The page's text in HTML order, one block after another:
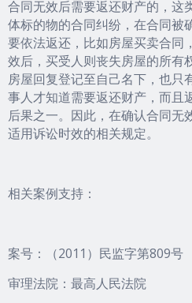
合同无效后需要返还财产的，这
体标的物的合同纠纷，在合同被
要依法返还，比如房屋买卖合同
效后，买受人则丧失房屋的所有
房屋回复登记至自己名下，也只
事人才知道需要返还财产，而且
后果之一。因此，在确认合同无
适用诉讼时效的相关规定。
相关案例支持：
案号：（2011）民监字第809号
审理法院：最高人民法院